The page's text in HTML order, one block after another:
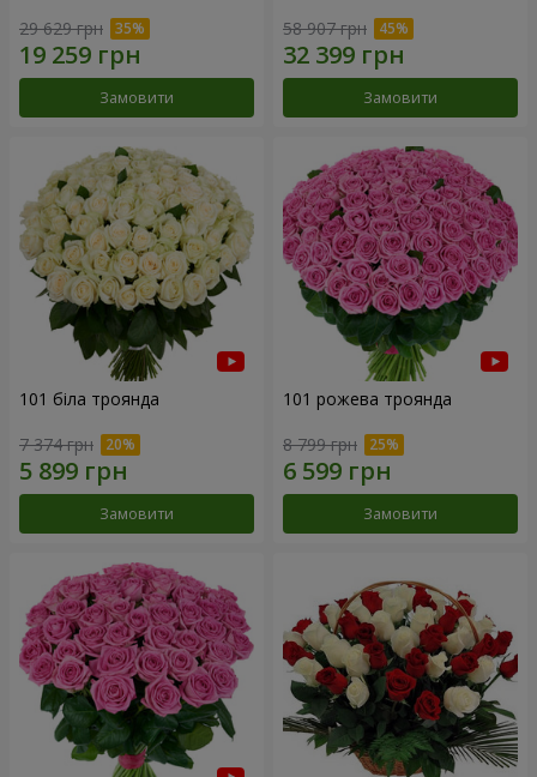
29 629 грн
Замовити
58 907 грн
Замовити
101 біла троянда
7 374 грн
Замовити
101 рожева троянда
8 799 грн
Замовити